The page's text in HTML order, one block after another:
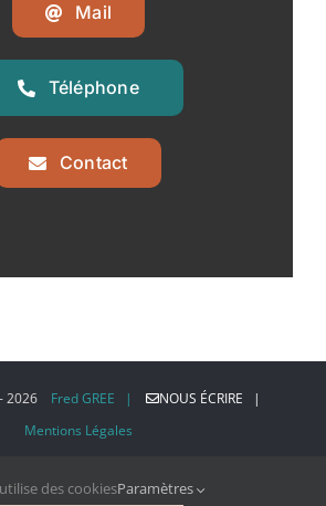
Mail
Téléphone
Contact
2026 Fred GREE |
NOUS ÉCRIRE |
Mentions Légales
des cookiesParamètres